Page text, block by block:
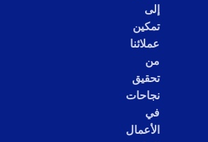
إلى
تمكين
عملائنا
من
تحقيق
نجاحات
في
الأعمال